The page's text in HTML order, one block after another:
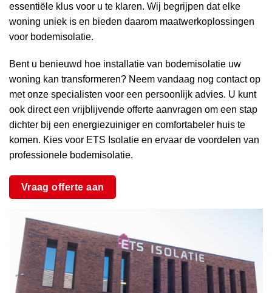
essentiële klus voor u te klaren. Wij begrijpen dat elke
woning uniek is en bieden daarom maatwerkoplossingen
voor bodemisolatie.
Bent u benieuwd hoe installatie van bodemisolatie uw
woning kan transformeren? Neem vandaag nog contact op
met onze specialisten voor een persoonlijk advies. U kunt
ook direct een vrijblijvende offerte aanvragen om een stap
dichter bij een energiezuiniger en comfortabeler huis te
komen. Kies voor ETS Isolatie en ervaar de voordelen van
professionele bodemisolatie.
Vraag offerte aan